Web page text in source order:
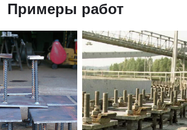
Примеры работ